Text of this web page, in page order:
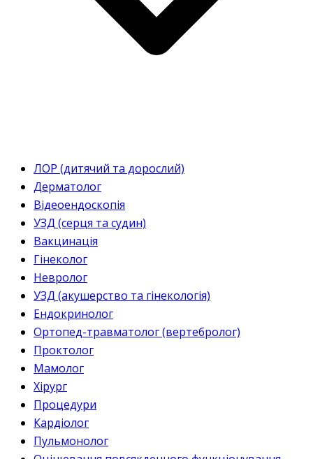
ЛОР (дитячий та дорослий)
Дерматолог
Відеоендоскопія
УЗД (серця та судин)
Вакцинація
Гінеколог
Невролог
УЗД (акушерство та гінекологія)
Ендокринолог
Ортопед-травматолог (вертебролог)
Проктолог
Мамолог
Хірург
Процедури
Кардіолог
Пульмонолог